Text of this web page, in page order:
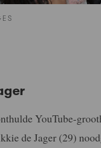
YouTube-
de Jager (29)